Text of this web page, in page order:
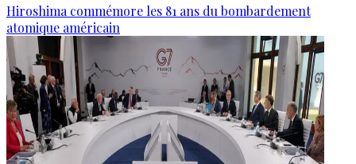
Hiroshima commémore les 81 ans du bombardement
atomique américain